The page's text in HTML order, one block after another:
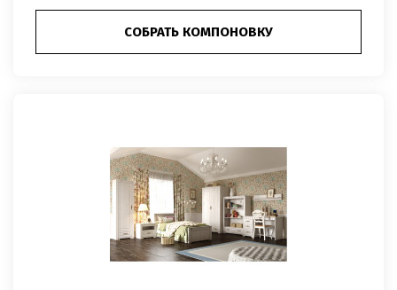
СОБРАТЬ КОМПОНОВКУ